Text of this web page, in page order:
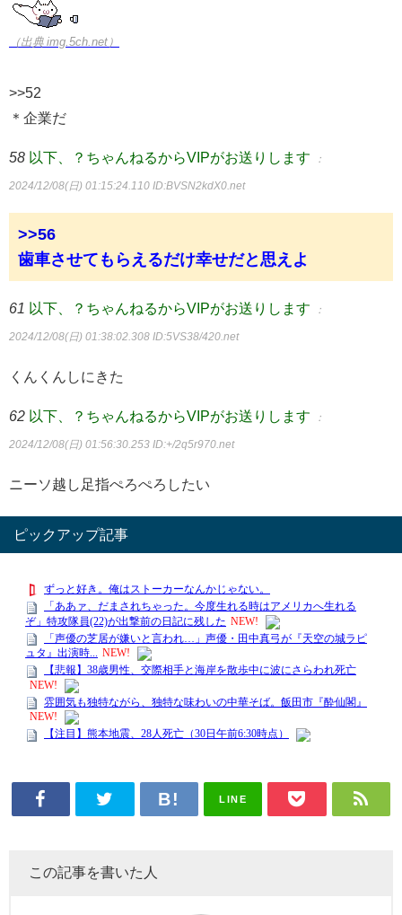
（出典 img.5ch.net）
>>52
＊企業だ
58 以下、？ちゃんねるからVIPがお送りします ：
2024/12/08(日) 01:15:24.110 ID:BVSN2kdX0.net
>>56
歯車させてもらえるだけ幸せだと思えよ
61 以下、？ちゃんねるからVIPがお送りします ：
2024/12/08(日) 01:38:02.308 ID:5VS38/420.net
くんくんしにきた
62 以下、？ちゃんねるからVIPがお送りします ：
2024/12/08(日) 01:56:30.253 ID:+/2q5r970.net
ニーソ越し足指ぺろぺろしたい
ピックアップ記事
LINE
この記事を書いた人